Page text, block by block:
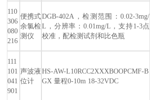
110
306
080
216
便携式
余氯检
测仪
DGB-402A，检测范围：0.02-3mg/
L，分辨率：0.01mg/L，支持1-3点
校准，配检测试剂和比色瓶
111
101
041
901
声波液
位计
HS-AW-L10RCC2XXXBOOPCMF-B
GX 量程0-10m 18-32VDC